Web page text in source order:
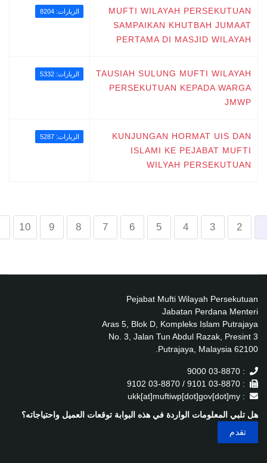
MUFTI WILAYAH PERSEKUTUAN
SAMPAIKAN KHUTBAH JUMAAT
PERTAMA DI MASJID WILAYAH
الزيارات: 8204
TAUSIAH SULUNG MUFTI WILAYAH
PERSEKUTUAN KEPADA WARGA
JMWP
الزيارات: 5332
KUNJUNGAN HORMAT UIS DAN
ISLAMI KE PEJABAT MUFTI
WILYAH PERSEKUTUAN
الزيارات: 5287
2
3
4
5
6
7
8
9
10
Pejabat Mufti Wilayah Persekutuan
Jabatan Perdana Menteri
Aras 5, Blok D, Kompleks Islam Putrajaya
No. 3, Jalan Tun Abdul Razak, Presint 3
62100 Putrajaya, Malaysia.
: 03-8870 9000
: 03-8870 9101 / 03-8870 9102
: ukk[at]muftiwp[dot]gov[dot]my
هل تلبي المعلومات الواردة في هذه البوابة توقعات العميل واحتياجاته؟